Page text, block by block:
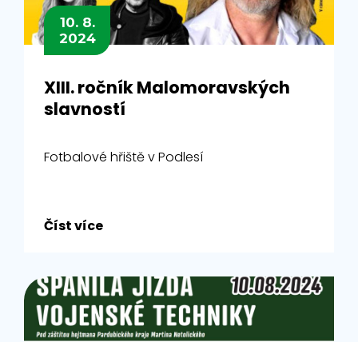
10. 8.
2024
XIII. ročník Malomoravských
slavností
Fotbalové hřiště v Podlesí
Číst více